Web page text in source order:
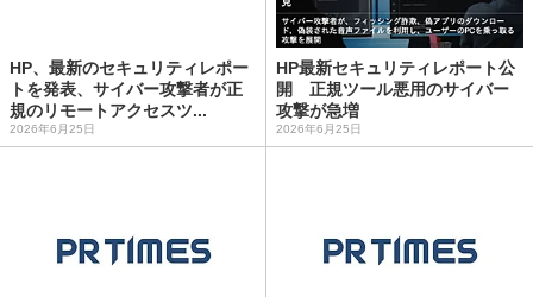
HP、最新のセキュリティレポー
トを発表、サイバー攻撃者が正
規のリモートアクセスツ...
2026年6月25日
HP最新セキュリティレポート公
開 正規ツール悪用のサイバー
攻撃が急増
2026年6月25日